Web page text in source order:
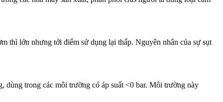
thì lớn nhưng tới điểm sử dụng lại thấp. Nguyên nhân của sự sụt
dùng trong các môi trường có áp suất <0 bar. Môi trường này